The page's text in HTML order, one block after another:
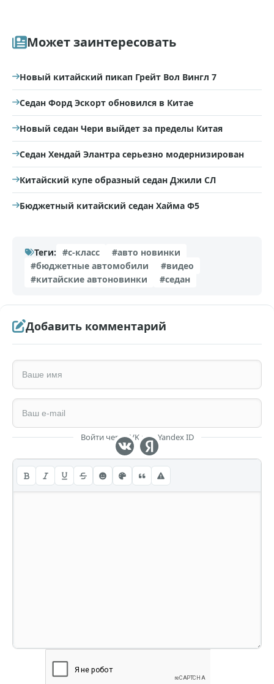
Может заинтересовать
Новый китайский пикап Грейт Вол Вингл 7
Седан Форд Эскорт обновился в Китае
Новый седан Чери выйдет за пределы Китая
Седан Хендай Элантра серьезно модернизирован
Китайский купе образный седан Джили СЛ
Бюджетный китайский седан Хайма Ф5
Теги: #c-класс
#авто новинки
#бюджетные автомобили
#видео
#китайские автоновинки
#седан
Добавить комментарий
Войти через VK или Yandex ID